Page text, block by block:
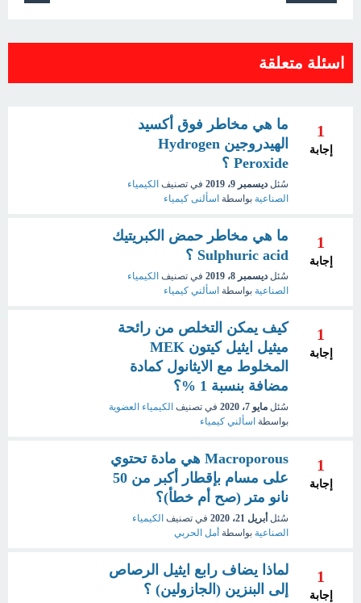
اسئلة متعلقة
1
إجابة
ما هي مخاطر فوق أكسيد
الهيدروجين Hydrogen
Peroxide ؟
سُئل ديسمبر 9، 2019 في تصنيف الكيمياء
الصناعية بواسطة اسألنى كيمياء
1
إجابة
ما هي مخاطر حمض الكبريتيك
Sulphuric acid ؟
سُئل ديسمبر 8، 2019 في تصنيف الكيمياء
الصناعية بواسطة اسألني كيمياء
1
إجابة
كيف يمكن التخلص من رائحة
ميثيل ايثيل كيتون MEK
المخلوط مع الايثانول كمادة
مضافة بنسبة 1 ‎%‎؟
سُئل مايو 7، 2020 في تصنيف الكيمياء العضوية
بواسطة اسألني كيمياء
1
إجابة
Macroporous هي مادة تحتوي
على مسام بإقطار أكبر من 50
نانو متر (صح أم خطأ)؟
سُئل أبريل 21، 2020 في تصنيف الكيمياء
الصناعية بواسطة أمل الحربي
1
إجابة
لماذا يضاف رابع ايثيل الرصاص
إلى البنزين (الجازولين) ؟